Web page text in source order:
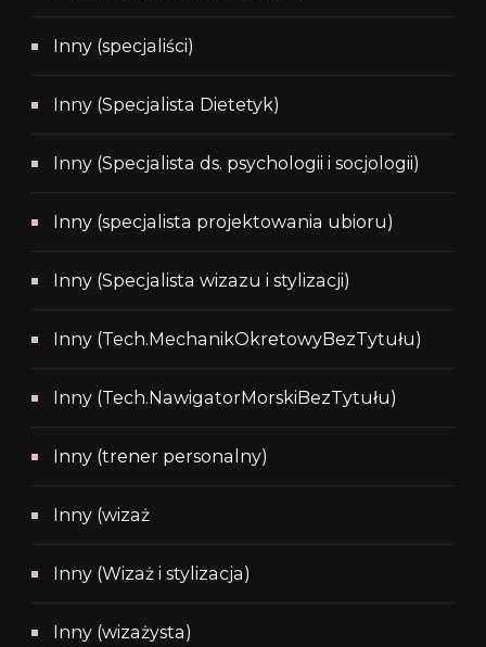
Inny (specjaliści)
Inny (Specjalista Dietetyk)
Inny (Specjalista ds. psychologii i socjologii)
Inny (specjalista projektowania ubioru)
Inny (Specjalista wizazu i stylizacji)
Inny (Tech.MechanikOkretowyBezTytułu)
Inny (Tech.NawigatorMorskiBezTytułu)
Inny (trener personalny)
Inny (wizaż
Inny (Wizaż i stylizacja)
Inny (wizażysta)